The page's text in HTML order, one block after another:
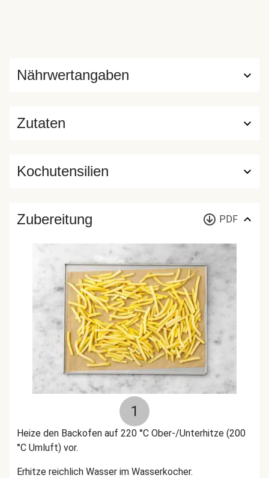
Zutaten
Nährwertangaben
Kochutensilien
Zubereitung PDF
1
Heize den Backofen auf 220 °C Ober-/Unterhitze (200
°C Umluft) vor.
Erhitze reichlich Wasser im Wasserkocher.